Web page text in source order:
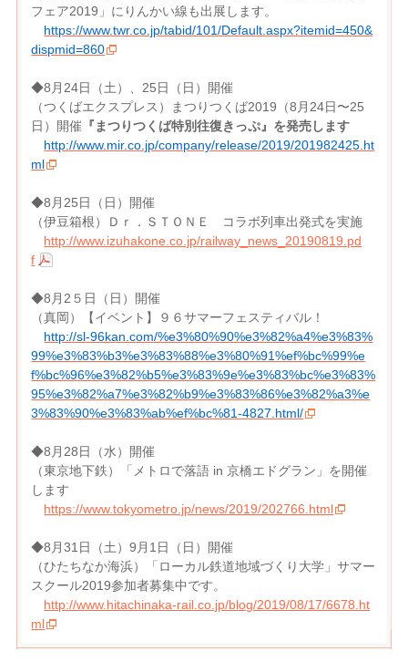
フェア2019」にりんかい線も出展します。
https://www.twr.co.jp/tabid/101/Default.aspx?itemid=450&
dispmid=860
◆8月24日（土）、25日（日）開催
（つくばエクスプレス）まつりつくば2019（8月24日〜25
日）開催 『まつりつくば特別往復きっぷ』を発売します
http://www.mir.co.jp/company/release/2019/201982425.ht
ml
◆8月25日（日）開催
（伊豆箱根）Ｄｒ．ＳＴＯＮＥ コラボ列車出発式を実施
http://www.izuhakone.co.jp/railway_news_20190819.pd
f
◆8月2５日（日）開催
（真岡）【イベント】９６サマーフェスティバル！
http://sl-96kan.com/%e3%80%90%e3%82%a4%e3%83%
99%e3%83%b3%e3%83%88%e3%80%91%ef%bc%99%e
f%bc%96%e3%82%b5%e3%83%9e%e3%83%bc%e3%83%
95%e3%82%a7%e3%82%b9%e3%83%86%e3%82%a3%e
3%83%90%e3%83%ab%ef%bc%81-4827.html/
◆8月28日（水）開催
（東京地下鉄）「メトロで落語 in 京橋エドグラン」を開催
します
https://www.tokyometro.jp/news/2019/202766.html
◆8月31日（土）9月1日（日）開催
（ひたちなか海浜）「ローカル鉄道地域づくり大学」サマー
スクール2019参加者募集中です。
http://www.hitachinaka-rail.co.jp/blog/2019/08/17/6678.ht
ml